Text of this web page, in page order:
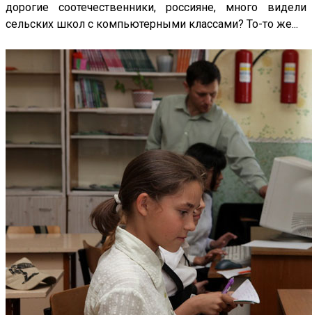
дорогие соотечественники, россияне, много видели
сельских школ с компьютерными классами? То-то же...